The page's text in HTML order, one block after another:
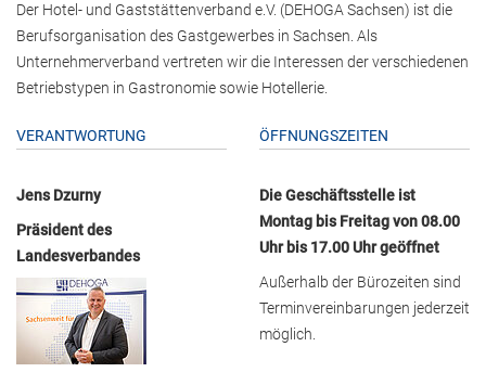
Der Hotel- und Gaststättenverband e.V. (DEHOGA Sachsen) ist die
Berufsorganisation des Gastgewerbes in Sachsen. Als
Unternehmerverband vertreten wir die Interessen der verschiedenen
Betriebstypen in Gastronomie sowie Hotellerie.
VERANTWORTUNG
Jens Dzurny
Präsident des
Landesverbandes
ÖFFNUNGSZEITEN
Die Geschäftsstelle ist
Montag bis Freitag von 08.00
Uhr bis 17.00 Uhr geöffnet
Außerhalb der Bürozeiten sind
Terminvereinbarungen jederzeit
möglich.